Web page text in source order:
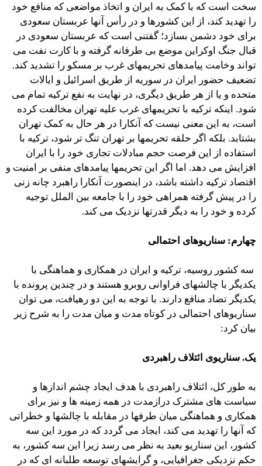
سخت است که با کمک به ایران و اتخاذ مواضعی که منافع خود
را تهدید کند، از این کشورها و در رأس آنها عربستان سعودی
برای خود دشمن بسازد؛ گفتنی است که عربستان سعودی در
قبال جنگ اوکراین موضع بی طرفانه گرفته و با کارت نفت می
تواند وخامت پیامدهای تحریمهای غرب بر مسکو را تشدید کند.
تضعیف حضور ایران در سوریه از طریق اسرائیل و ایالات
متحده و یا از هر طریق دیگری، در نهایت به نفع ترکیه تمام می
شود. اینکه ترکیه با تحریمهای غرب علیه تهران مخالفت کرده
است، به این معنی نیست که آنکارا در هر حال به کمک تهران
بشتابد. بلکه اگر حلقه تحریمها بر تهران تنگ تر شود، ترکیه با
استفاده از این فرصت حجم مبادلات تجاری خود را با ایران
افزایش می دهد. اما اگر این تحریمها پیامدهای منفی بر امنیت و
اقتصاد ترکیه داشته باشد، در اینصورت آنکارا راهبرد چانه زنی
را در پیش گرفته همراهی خود را با جامعه بین الملل توجیه
کرده و خود را به دیگر قدرتها نزدیک می کند.
چهارم: سناریوهای احتمالی
سه کشور روسیه، ترکیه و ایران در همکاری و هماهنگی با
یکدیگر با چالشهای فراوانی روبرو هستند و در چندین پرونده با
یکدیگر تضاد منافع دارند. با توجه به این دو رهیافت، می توان
سناریوهای احتمالی در کوتاه مدت و میان مدت را به شرح زیر
بیان کرد:
یک. سناریوی ائتلاف راهبردی
به طور کل، ائتلاف راهبردی با هدف ایجاد چشم اندازها و
سیاست های مشترک درازمدت در همه زمینه ها و نیز برای
همکاری و هماهنگی میان طرفها در مقابله با چالشها و خطراتی
که آنها را تهدید می کند، ایجاد می گردد که در مورد این سه
کشور، این سناریو بعید به نظر می رسد زیرا این سه کشور، به
حکم نزدیکی جغرافیایی، و گرایشهای توسعه طلبانه ای که در